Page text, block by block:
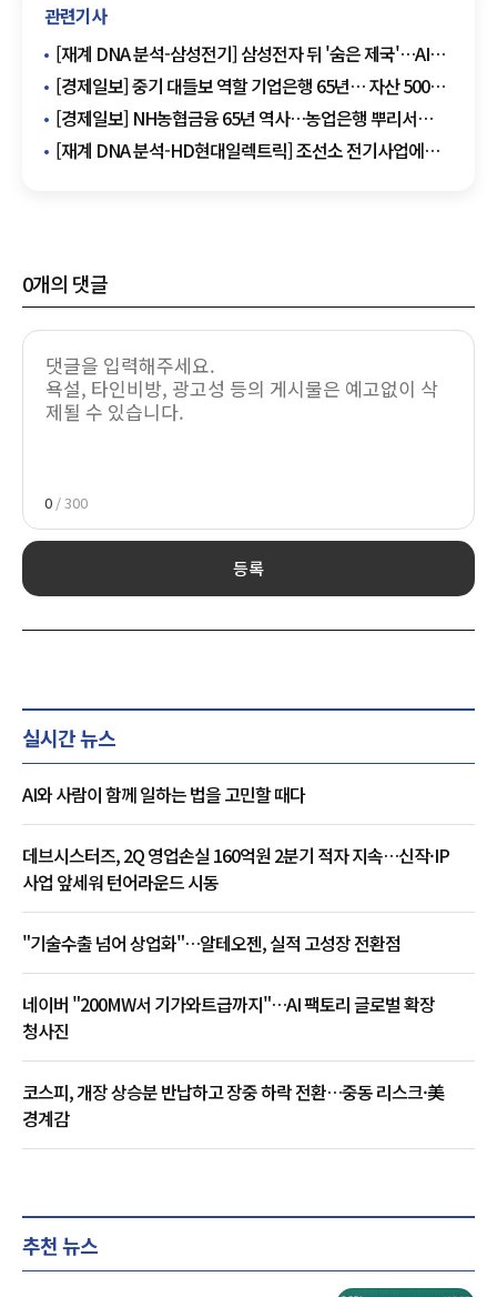
관련기사
[재계 DNA 분석-삼성전기] 삼성전자 뒤 '숨은 제국'…AI
반도체 뒤의 숨은 승부처
[경제일보] 중기 대들보 역할 기업은행 65년… 자산 500조
종합금융회사로
[경제일보] NH농협금융 65년 역사…농업은행 뿌리서
600조 종합금융그룹으로
[재계 DNA 분석-HD현대일렉트릭] 조선소 전기사업에서
0개의 댓글
0 / 300
등록
실시간 뉴스
AI와 사람이 함께 일하는 법을 고민할 때다
데브시스터즈, 2Q 영업손실 160억원 2분기 적자 지속…신작·IP
사업 앞세워 턴어라운드 시동
"기술수출 넘어 상업화"…알테오젠, 실적 고성장 전환점
네이버 "200MW서 기가와트급까지"…AI 팩토리 글로벌 확장
청사진
코스피, 개장 상승분 반납하고 장중 하락 전환…중동 리스크·美
경계감
추천 뉴스